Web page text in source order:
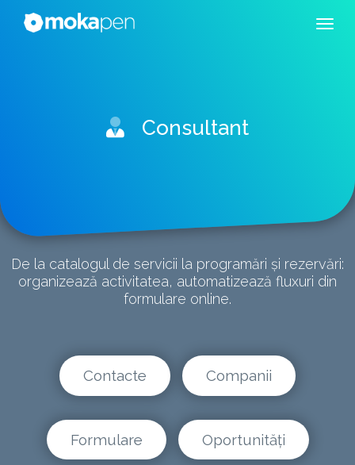
Consultant
De la catalogul de servicii la programări și rezervări:
organizează activitatea, automatizează fluxuri din
formulare online.
Contacte Companii
Formulare Oportunități